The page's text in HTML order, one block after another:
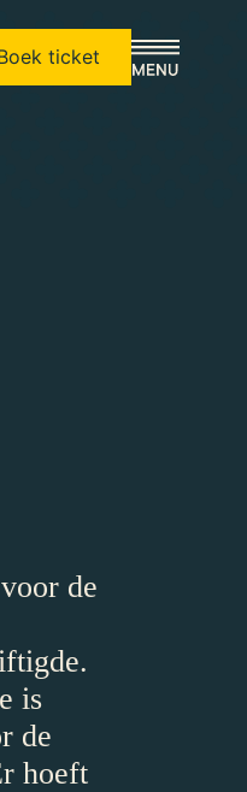
ticket
de
is
de
hoeft